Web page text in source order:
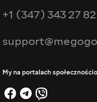
+1 (347) 343 27 82
My na portalach